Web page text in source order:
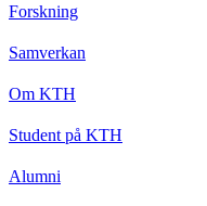
Forskning
Samverkan
Om KTH
Student på KTH
Alumni